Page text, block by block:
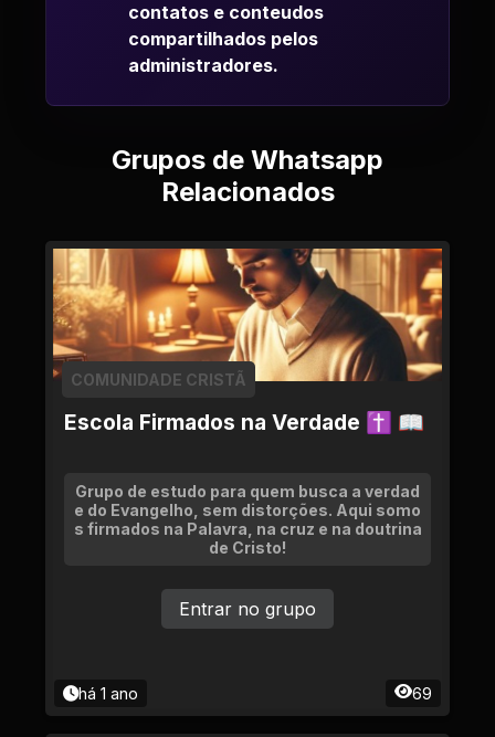
contatos e conteudos
compartilhados pelos
administradores.
Grupos de Whatsapp
Relacionados
Escola Firmados na Verdade ✝ 📖
COMUNIDADE CRISTÃ
Grupo de estudo para quem busca a verdad
e do Evangelho, sem distorções. Aqui somo
s firmados na Palavra, na cruz e na doutrina
de Cristo!
há 1 ano 69
Entrar no grupo